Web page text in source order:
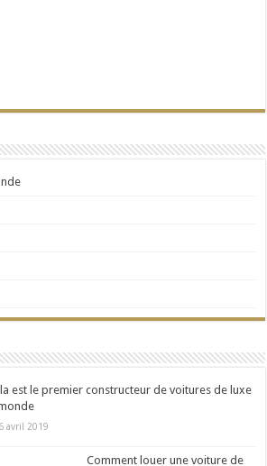
est le premier constructeur de voitures de luxe
avril 2019
Comment louer une voiture de